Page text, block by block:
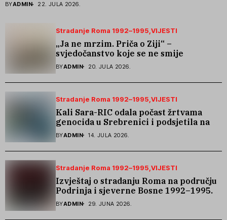
BYADMIN 22. JULA 2026.
Stradanje Roma 1992–1995 VIJESTI
„Ja ne mrzim. Priča o Ziji“ –
svjedočanstvo koje se ne smije
zaboraviti
BYADMIN 20. JULA 2026.
Stradanje Roma 1992–1995 VIJESTI
Kali Sara-RIC odala počast žrtvama
genocida u Srebrenici i podsjetila na
stradanje Roma iz Skočića
BYADMIN 14. JULA 2026.
Stradanje Roma 1992–1995 VIJESTI
Izvještaj o stradanju Roma na području
Podrinja i sjeverne Bosne 1992–1995.
godine
BYADMIN 29. JUNA 2026.